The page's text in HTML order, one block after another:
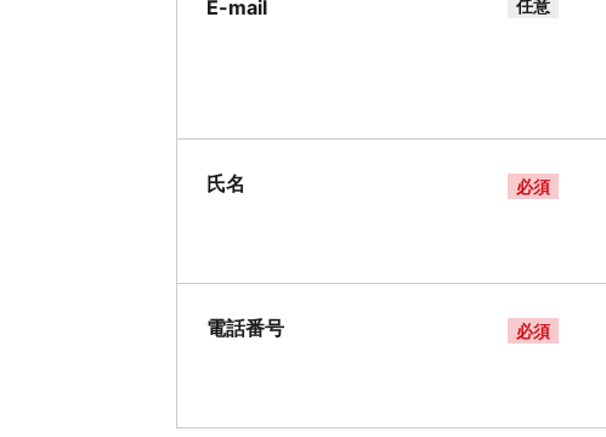
E-mail 任意
氏名 必須
電話番号 必須